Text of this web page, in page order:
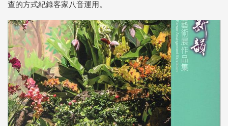
查的方式紀錄客家八音運用。